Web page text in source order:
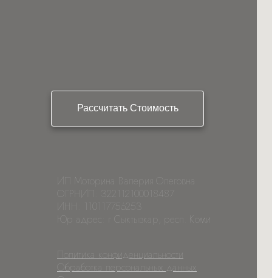
Рассчитать Стоимость
ИП Моторина Валерия Олеговна
ОГРНИП: 322112100018487
ИНН: 110117756253
Юр адрес: г Сыктывкар, респ. Коми
Политика конфиденциальности
Обработка персональных данных